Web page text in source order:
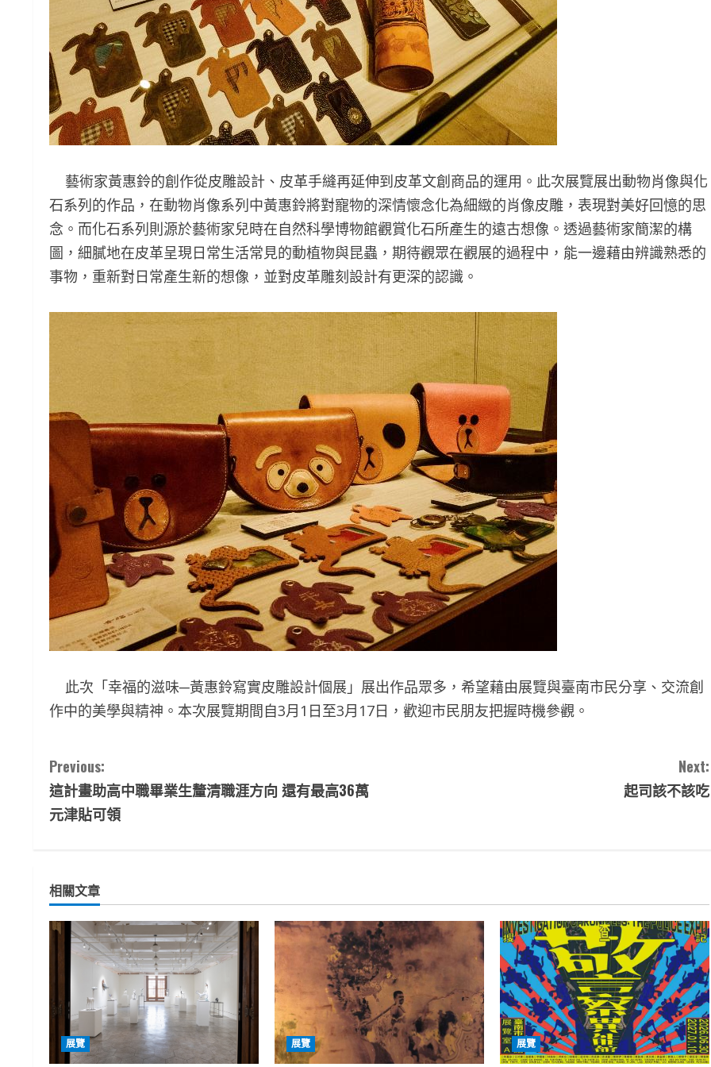
藝術家黃惠鈴的創作從皮雕設計、皮革手縫再延伸到皮革文創商品的運用。此次展覽展出動物肖像與化
石系列的作品，在動物肖像系列中黃惠鈴將對寵物的深情懷念化為細緻的肖像皮雕，表現對美好回憶的思
念。而化石系列則源於藝術家兒時在自然科學博物館觀賞化石所產生的遠古想像。透過藝術家簡潔的構
圖，細膩地在皮革呈現日常生活常見的動植物與昆蟲，期待觀眾在觀展的過程中，能一邊藉由辨識熟悉的
事物，重新對日常產生新的想像，並對皮革雕刻設計有更深的認識。
此次「幸福的滋味─黃惠鈴寫實皮雕設計個展」展出作品眾多，希望藉由展覽與臺南市民分享、交流創
作中的美學與精神。本次展覽期間自3月1日至3月17日，歡迎市民朋友把握時機參觀。
C
o
i
n
e
R
Previous:
這計畫助高中職畢業生釐清職涯方向 還有最高36萬
元津貼可領
Next:
起司該不該吃
相關文章
展覽 展覽 展覽